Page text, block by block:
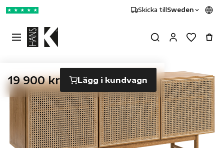
★ ★ ★ ★ ★ Skicka till Sweden
19 900 kr Lägg i kundvagn